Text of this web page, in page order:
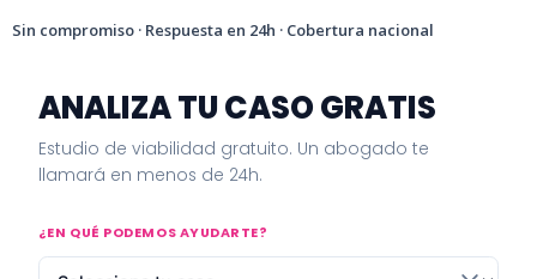
Sin compromiso · Respuesta en 24h · Cobertura nacional
ANALIZA TU CASO GRATIS
Estudio de viabilidad gratuito. Un abogado te
llamará en menos de 24h.
¿EN QUÉ PODEMOS AYUDARTE?